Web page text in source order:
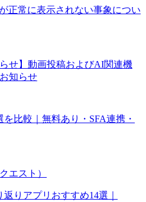
正常に表示されない事象につい
せ】動画投稿およびAI関連機
知らせ
比較｜無料あり・SFA連携・
エスト）